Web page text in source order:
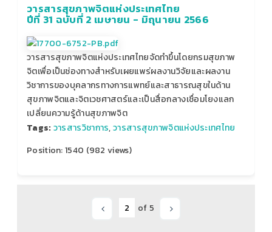
วารสารสุขภาพจิตแห่งประเทศไทย
ปีที่ 31 ฉบับที่ 2 เมษายน - มิถุนายน 2566
วารสารสุขภาพจิตแห่งประเทศไทยจัดทำขึ้นโดยกรมสุขภาพ
จิตเพื่อเป็นช่องทางสำหรับเผยแพร่ผลงานวิจัยและผลงาน
วิชาการของบุคลากรทางการแพทย์และสาธารณสุขในด้าน
สุขภาพจิตและจิตเวชศาสตร์และเป็นสื่อกลางเชื่อมโยงแลก
เปลี่ยนความรู้ด้านสุขภาพจิต
Tags: วารสารวิชาการ,วารสารสุขภาพจิตแห่งประเทศไทย
Position:1540 (982 views)
of 5